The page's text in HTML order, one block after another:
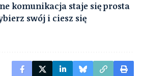
komunikacja staje się prosta
swój i ciesz się